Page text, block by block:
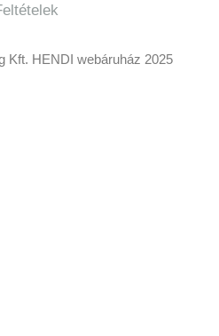
Kft. HENDI webáruház 2025